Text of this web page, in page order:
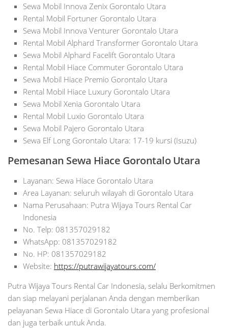
Sewa Mobil Innova Zenix Gorontalo Utara
Rental Mobil Fortuner Gorontalo Utara
Sewa Mobil Innova Venturer Gorontalo Utara
Rental Mobil Alphard Transformer Gorontalo Utara
Sewa Mobil Alphard Facelift Gorontalo Utara
Rental Mobil Hiace Commuter Gorontalo Utara
Sewa Mobil Hiace Premio Gorontalo Utara
Rental Mobil Hiace Luxury Gorontalo Utara
Sewa Mobil Xenia Gorontalo Utara
Rental Mobil Luxio Gorontalo Utara
Sewa Mobil Pajero Gorontalo Utara
Sewa Elf Long Gorontalo Utara: 17-19 kursi (Isuzu)
Pemesanan Sewa Hiace Gorontalo Utara
Layanan: Sewa Hiace Gorontalo Utara
Area Layanan: seluruh wilayah di Gorontalo Utara
Nama Perusahaan: Putra Wijaya Tours Rental Car
Indonesia
No. Telp: 081357029182
WhatsApp: 081357029182
No. HP: 081357029182
Website: https://putrawijayatours.com/
Putra Wijaya Tours Rental Car Indonesia, selalu Berkomitmen
dan siap melayani perjalanan Anda dengan memberikan
pelayanan Sewa Hiace di Gorontalo Utara yang profesional
dan juga terbaik untuk Anda.